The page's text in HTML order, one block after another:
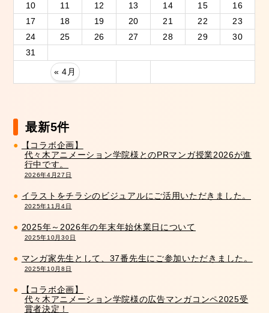
« 4月
10
11 12 13 14 15
16
17
18 19 20 21 22
23
24
25 26 27 28 29
30
31
最新5件
【コラボ企画】
代々木アニメーション学院様とのPRマンガ授業2026が進
行中です。
2026年4月27日
イラストをチラシのビジュアルにご活用いただきました。
2025年11月4日
2025年～2026年の年末年始休業日について
2025年10月30日
マンガ家先生として、37番先生にご参加いただきました。
2025年10月8日
【コラボ企画】
代々木アニメーション学院様の広告マンガコンペ2025受
賞者決定！